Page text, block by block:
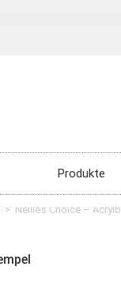
Produkte
> Nellie’s Choice –